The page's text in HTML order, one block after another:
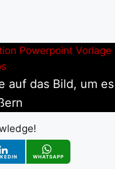
auf das Bild, um es
WHATSAPP